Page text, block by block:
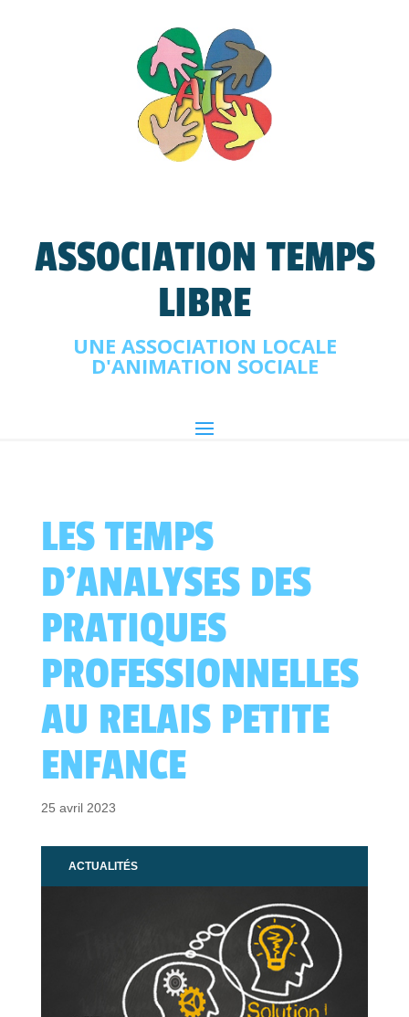
ASSOCIATION TEMPS
LIBRE
UNE ASSOCIATION LOCALE
D'ANIMATION SOCIALE
LES TEMPS
D’ANALYSES DES
PRATIQUES
PROFESSIONNELLES
AU RELAIS PETITE
ENFANCE
25 avril 2023
ACTUALITÉS